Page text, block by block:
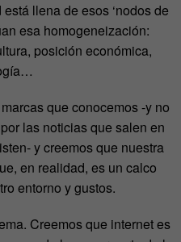
llena de esos ‘nodos de
esa homogeneización:
posición económica,
que conocemos -y no
las noticias que salen en
y creemos que nuestra
en realidad, es un calco
entorno y gustos.
Creemos que internet es